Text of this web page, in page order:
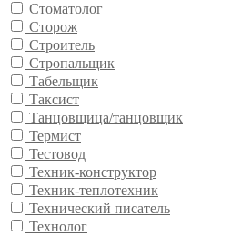
Стоматолог
Сторож
Строитель
Стропальщик
Табельщик
Таксист
Танцовщица/танцовщик
Термист
Тестовод
Техник-конструктор
Техник-теплотехник
Технический писатель
Технолог